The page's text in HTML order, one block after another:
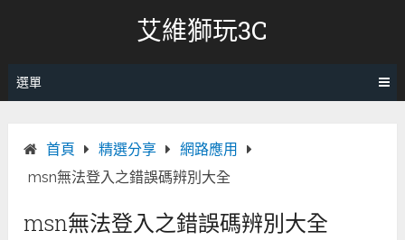
艾維獅玩3C
選單
首頁 精選分享
網路應用
msn無法登入之錯誤碼辨別大全
msn無法登入之錯誤碼辨別大全